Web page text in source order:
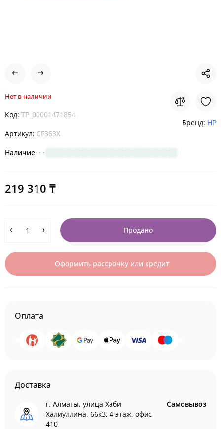
Нет в наличии
Код: TP_00001471854
Артикул: CF363X
Наличие
Бренд: HP
219 310 ₸
Продано
Оформить рассрочку или кредит
Оплата
Доставка
г. Алматы, улица Хаби
Халиуллина, 66кЗ, 4 этаж, офис
410
Самовывоз